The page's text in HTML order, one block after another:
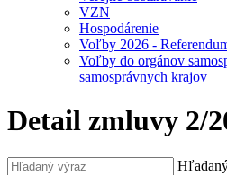
VZN
Hospodárenie
Voľby 2026 -
Voľby do orgánov
samosprávnych krajov
Detail zmluvy 2/